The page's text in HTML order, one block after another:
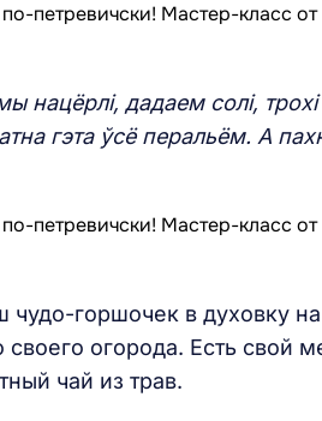
нацёрлі, дадаем солі,
гэта ўсё перальём. А
чудо-горшочек в духовку
своего огорода. Есть свой
чай из трав.